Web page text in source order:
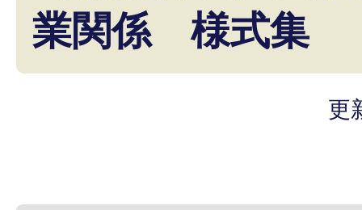
業関係 様式集
更